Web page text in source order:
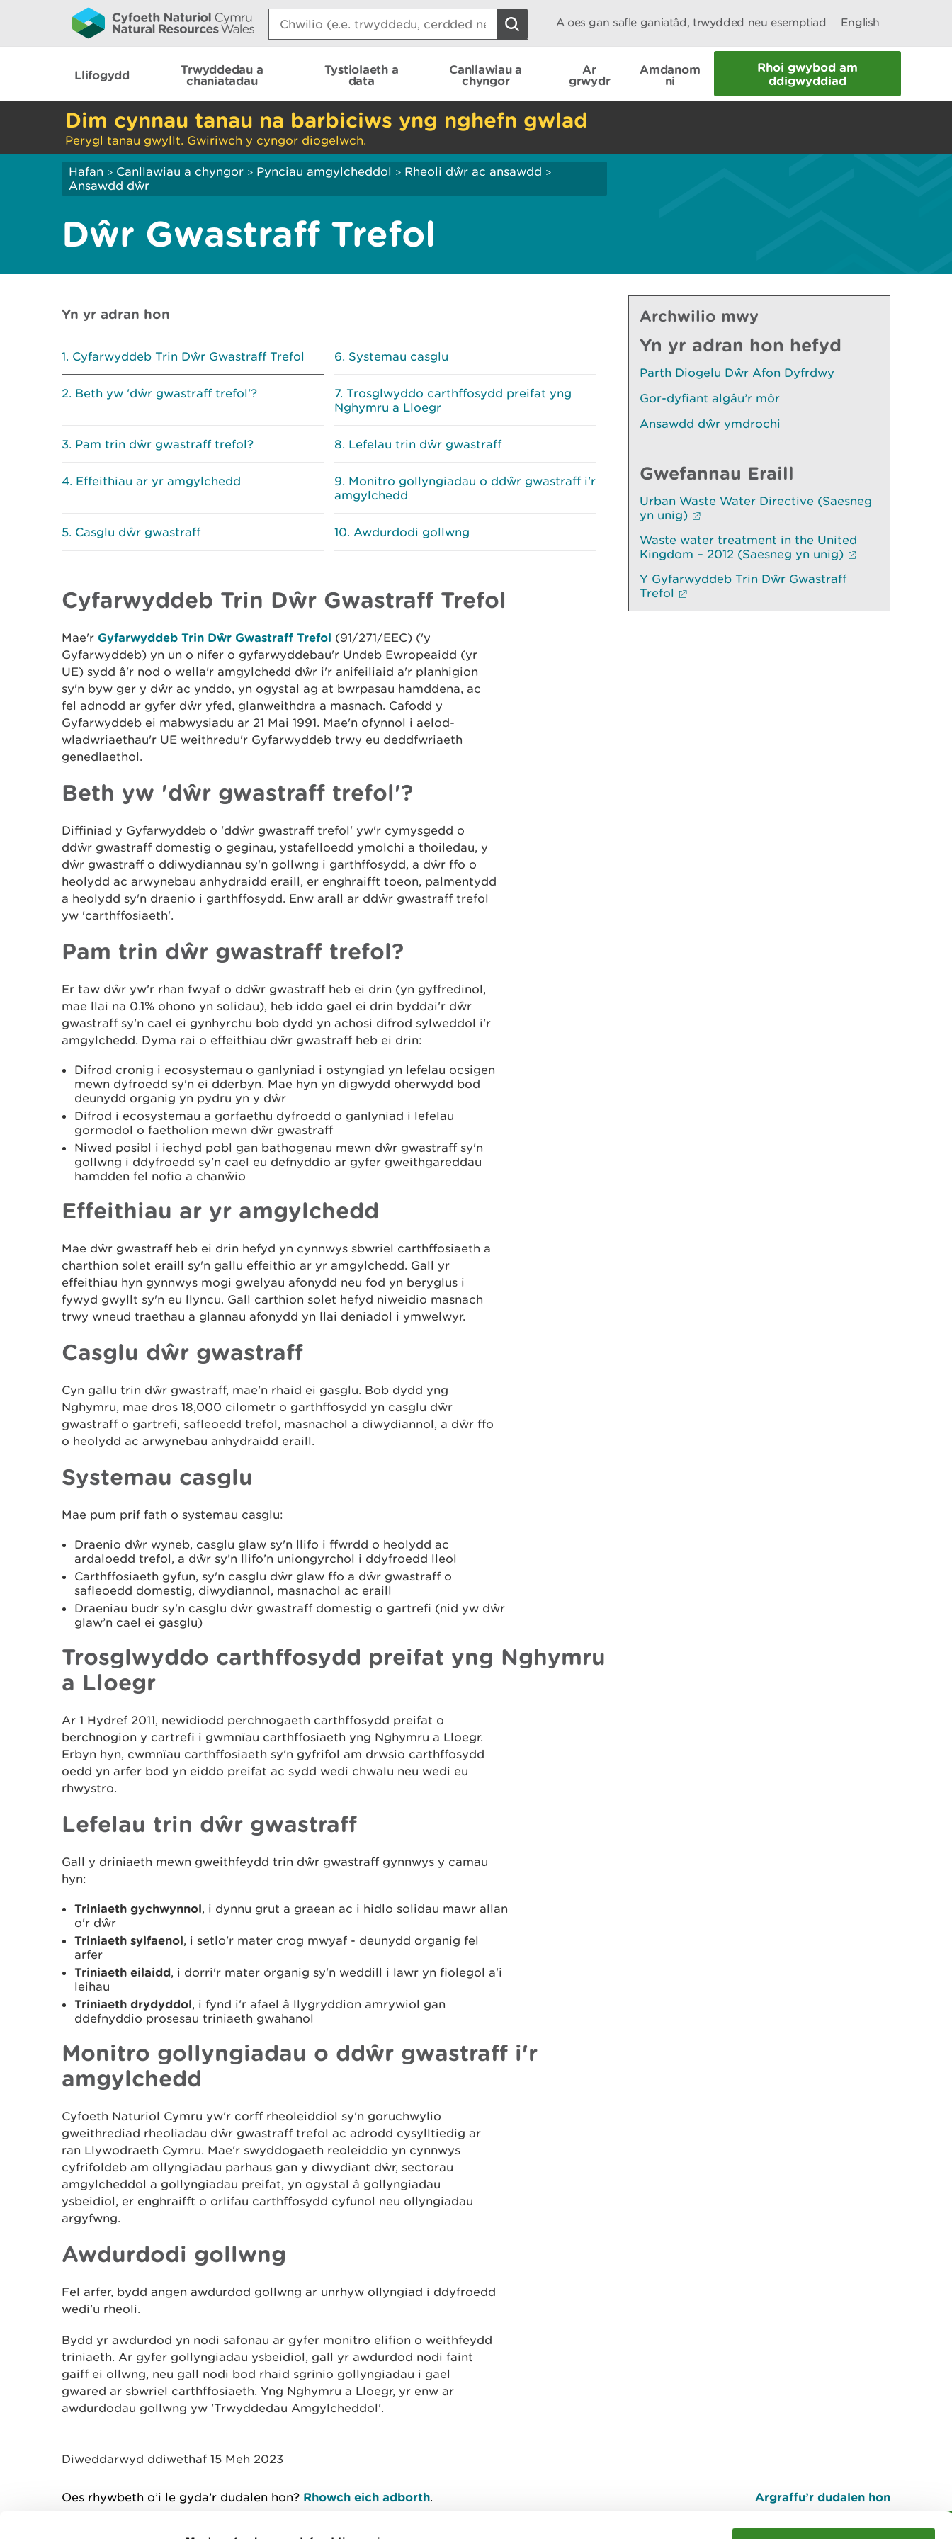
Search:
A oes gan safle ganiatâd, trwydded neu esemptiad English
Llifogydd
Trwyddedau a
chaniatadau
Tystiolaeth a
data
Canllawiau a
chyngor
Ar
grwydr
Amdanom
ni
Rhoi gwybod am
ddigwyddiad
Dim cynnau tanau na barbiciws yng nghefn gwlad
Perygl tanau gwyllt. Gwiriwch y cyngor diogelwch.
Hafan > Canllawiau a chyngor > Pynciau amgylcheddol > Rheoli dŵr ac ansawdd >
Ansawdd dŵr
Dŵr Gwastraff Trefol
Yn yr adran hon
Cyfarwyddeb Trin Dŵr Gwastraff Trefol
Beth yw 'dŵr gwastraff trefol'?
Pam trin dŵr gwastraff trefol?
Effeithiau ar yr amgylchedd
Casglu dŵr gwastraff
Systemau casglu
Trosglwyddo carthffosydd preifat yng
Nghymru a Lloegr
Lefelau trin dŵr gwastraff
Monitro gollyngiadau o ddŵr gwastraff i'r
amgylchedd
Awdurdodi gollwng
Cyfarwyddeb Trin Dŵr Gwastraff Trefol
Mae'r Gyfarwyddeb Trin Dŵr Gwastraff Trefol (91/271/EEC) ('y
Gyfarwyddeb) yn un o nifer o gyfarwyddebau'r Undeb Ewropeaidd (yr
UE) sydd â'r nod o wella'r amgylchedd dŵr i'r anifeiliaid a'r planhigion
sy'n byw ger y dŵr ac ynddo, yn ogystal ag at bwrpasau hamddena, ac
fel adnodd ar gyfer dŵr yfed, glanweithdra a masnach. Cafodd y
Gyfarwyddeb ei mabwysiadu ar 21 Mai 1991. Mae'n ofynnol i aelod-
wladwriaethau'r UE weithredu'r Gyfarwyddeb trwy eu deddfwriaeth
genedlaethol.
Beth yw 'dŵr gwastraff trefol'?
Diffiniad y Gyfarwyddeb o 'ddŵr gwastraff trefol' yw'r cymysgedd o
ddŵr gwastraff domestig o geginau, ystafelloedd ymolchi a thoiledau, y
dŵr gwastraff o ddiwydiannau sy'n gollwng i garthffosydd, a dŵr ffo o
heolydd ac arwynebau anhydraidd eraill, er enghraifft toeon, palmentydd
a heolydd sy'n draenio i garthffosydd. Enw arall ar ddŵr gwastraff trefol
yw 'carthffosiaeth'.
Pam trin dŵr gwastraff trefol?
Er taw dŵr yw'r rhan fwyaf o ddŵr gwastraff heb ei drin (yn gyffredinol,
mae llai na 0.1% ohono yn solidau), heb iddo gael ei drin byddai'r dŵr
gwastraff sy'n cael ei gynhyrchu bob dydd yn achosi difrod sylweddol i'r
amgylchedd. Dyma rai o effeithiau dŵr gwastraff heb ei drin:
Difrod cronig i ecosystemau o ganlyniad i ostyngiad yn lefelau ocsigen
mewn dyfroedd sy'n ei dderbyn. Mae hyn yn digwydd oherwydd bod
deunydd organig yn pydru yn y dŵr
Difrod i ecosystemau a gorfaethu dyfroedd o ganlyniad i lefelau
gormodol o faetholion mewn dŵr gwastraff
Niwed posibl i iechyd pobl gan bathogenau mewn dŵr gwastraff sy'n
gollwng i ddyfroedd sy'n cael eu defnyddio ar gyfer gweithgareddau
hamdden fel nofio a chanŵio
Effeithiau ar yr amgylchedd
Mae dŵr gwastraff heb ei drin hefyd yn cynnwys sbwriel carthffosiaeth a
charthion solet eraill sy'n gallu effeithio ar yr amgylchedd. Gall yr
effeithiau hyn gynnwys mogi gwelyau afonydd neu fod yn beryglus i
fywyd gwyllt sy'n eu llyncu. Gall carthion solet hefyd niweidio masnach
trwy wneud traethau a glannau afonydd yn llai deniadol i ymwelwyr.
Casglu dŵr gwastraff
Cyn gallu trin dŵr gwastraff, mae'n rhaid ei gasglu. Bob dydd yng
Nghymru, mae dros 18,000 cilometr o garthffosydd yn casglu dŵr
gwastraff o gartrefi, safleoedd trefol, masnachol a diwydiannol, a dŵr ffo
o heolydd ac arwynebau anhydraidd eraill.
Systemau casglu
Mae pum prif fath o systemau casglu:
Draenio dŵr wyneb, casglu glaw sy'n llifo i ffwrdd o heolydd ac
ardaloedd trefol, a dŵr sy’n llifo’n uniongyrchol i ddyfroedd lleol
Carthffosiaeth gyfun, sy'n casglu dŵr glaw ffo a dŵr gwastraff o
safleoedd domestig, diwydiannol, masnachol ac eraill
Draeniau budr sy'n casglu dŵr gwastraff domestig o gartrefi (nid yw dŵr
glaw’n cael ei gasglu)
Trosglwyddo carthffosydd preifat yng Nghymru
a Lloegr
Ar 1 Hydref 2011, newidiodd perchnogaeth carthffosydd preifat o
berchnogion y cartrefi i gwmnïau carthffosiaeth yng Nghymru a Lloegr.
Erbyn hyn, cwmnïau carthffosiaeth sy'n gyfrifol am drwsio carthffosydd
oedd yn arfer bod yn eiddo preifat ac sydd wedi chwalu neu wedi eu
rhwystro.
Lefelau trin dŵr gwastraff
Gall y driniaeth mewn gweithfeydd trin dŵr gwastraff gynnwys y camau
hyn:
Triniaeth gychwynnol, i dynnu grut a graean ac i hidlo solidau mawr allan
o'r dŵr
Triniaeth sylfaenol, i setlo'r mater crog mwyaf - deunydd organig fel
arfer
Triniaeth eilaidd, i dorri'r mater organig sy'n weddill i lawr yn fiolegol a'i
leihau
Triniaeth drydyddol, i fynd i'r afael â llygryddion amrywiol gan
ddefnyddio prosesau triniaeth gwahanol
Monitro gollyngiadau o ddŵr gwastraff i'r
amgylchedd
Cyfoeth Naturiol Cymru yw'r corff rheoleiddiol sy'n goruchwylio
gweithrediad rheoliadau dŵr gwastraff trefol ac adrodd cysylltiedig ar
ran Llywodraeth Cymru. Mae'r swyddogaeth reoleiddio yn cynnwys
cyfrifoldeb am ollyngiadau parhaus gan y diwydiant dŵr, sectorau
amgylcheddol a gollyngiadau preifat, yn ogystal â gollyngiadau
ysbeidiol, er enghraifft o orlifau carthffosydd cyfunol neu ollyngiadau
argyfwng.
Awdurdodi gollwng
Fel arfer, bydd angen awdurdod gollwng ar unrhyw ollyngiad i ddyfroedd
wedi'u rheoli.
Bydd yr awdurdod yn nodi safonau ar gyfer monitro elifion o weithfeydd
triniaeth. Ar gyfer gollyngiadau ysbeidiol, gall yr awdurdod nodi faint
gaiff ei ollwng, neu gall nodi bod rhaid sgrinio gollyngiadau i gael
gwared ar sbwriel carthffosiaeth. Yng Nghymru a Lloegr, yr enw ar
awdurdodau gollwng yw 'Trwyddedau Amgylcheddol'.
Archwilio mwy
Yn yr adran hon hefyd
Parth Diogelu Dŵr Afon Dyfrdwy
Gor-dyfiant algâu’r môr
Ansawdd dŵr ymdrochi
Gwefannau Eraill
Urban Waste Water Directive (Saesneg
yn unig)
Waste water treatment in the United
Kingdom – 2012 (Saesneg yn unig)
Y Gyfarwyddeb Trin Dŵr Gwastraff
Trefol
Diweddarwyd ddiwethaf 15 Meh 2023
Oes rhywbeth o’i le gyda’r dudalen hon? Rhowch eich adborth. Argraffu’r dudalen hon
I fyny